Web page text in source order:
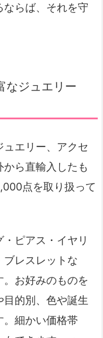
らば、それを守
なジュエリー
ュエリー、アクセ
ら直輸入したも
点を取り扱って
ピアス・イヤリ
ブレスレットな
お好みのものを
的別、色や誕生
細かい価格帯